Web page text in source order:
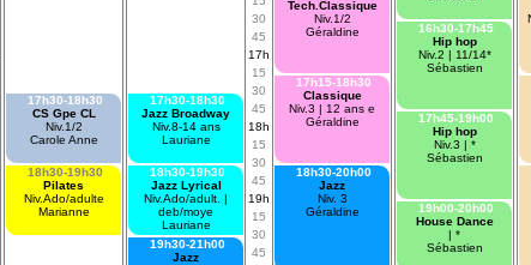
17h30-18h30
CS Gpe CL
Niv.1/2
Carole Anne
18h30-19h30
Pilates
Niv.Ado/adulte
Marianne
17h30-18h30
Jazz Broadway
Niv.8-14 ans
Lauriane
18h30-19h30
Jazz Lyrical
Niv.Ado/adult. |
deb/moye
Lauriane
19h30-21h00
Jazz
30
45
17h
15
30
45
18h
15
30
45
19h
15
30
45
Tech.Classique
Niv.1/2
Géraldine
17h15-18h30
Classique
Niv.3 | 12 ans e
Géraldine
18h30-20h00
Jazz
Niv. 3
Géraldine
16h30-17h45
Hip hop
Niv.2 | 11/14*
Sébastien
17h45-19h00
Hip hop
Niv.3 | *
Sébastien
19h00-20h00
House Dance
| *
Sébastien